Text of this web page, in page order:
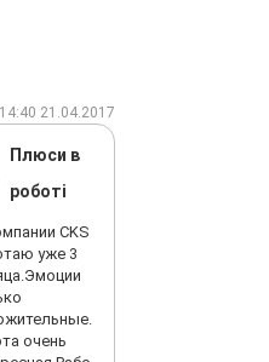
14:40 21.04.2017
Плюси в
роботі
CKS
уже 3
очень